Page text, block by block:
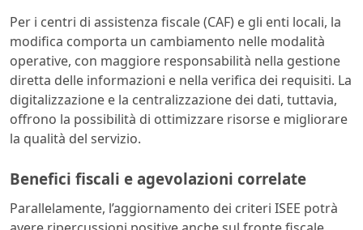
Per i centri di assistenza fiscale (CAF) e gli enti locali, la
modifica comporta un cambiamento nelle modalità
operative, con maggiore responsabilità nella gestione
diretta delle informazioni e nella verifica dei requisiti. La
digitalizzazione e la centralizzazione dei dati, tuttavia,
offrono la possibilità di ottimizzare risorse e migliorare
la qualità del servizio.
Benefici fiscali e agevolazioni correlate
Parallelamente, l’aggiornamento dei criteri ISEE potrà